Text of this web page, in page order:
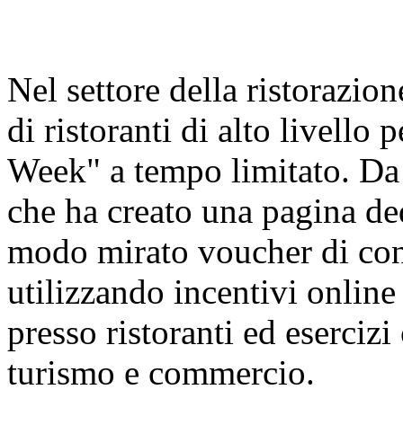
Nel settore della
di ristoranti di alto livello
Week" a tempo limitato.
che ha creato una pagina
modo mirato voucher di
utilizzando incentivi online
presso ristoranti ed
turismo e commercio.